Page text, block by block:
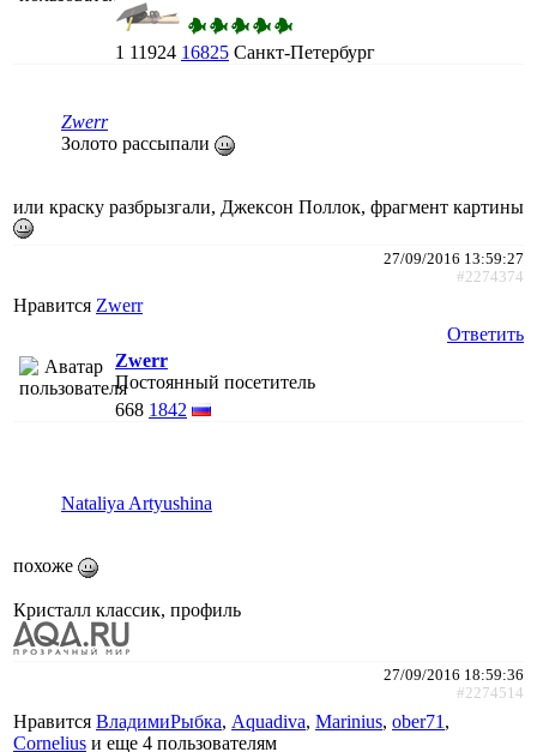
1 11924 16825 Санкт-Петербург
Zwerr
Золото рассыпали
или краску разбрызгали, Джексон Поллок, фрагмент картины
27/09/2016 13:59:27
#2274374
Нравится Zwerr
Ответить
Zwerr
Постоянный посетитель
668 1842
Nataliya Artyushina
похоже
Кристалл классик, профиль
27/09/2016 18:59:36
#2274514
Нравится ВладимиРыбка, Aquadiva, Marinius, ober71 ,
Cornelius и еще 4 пользователям